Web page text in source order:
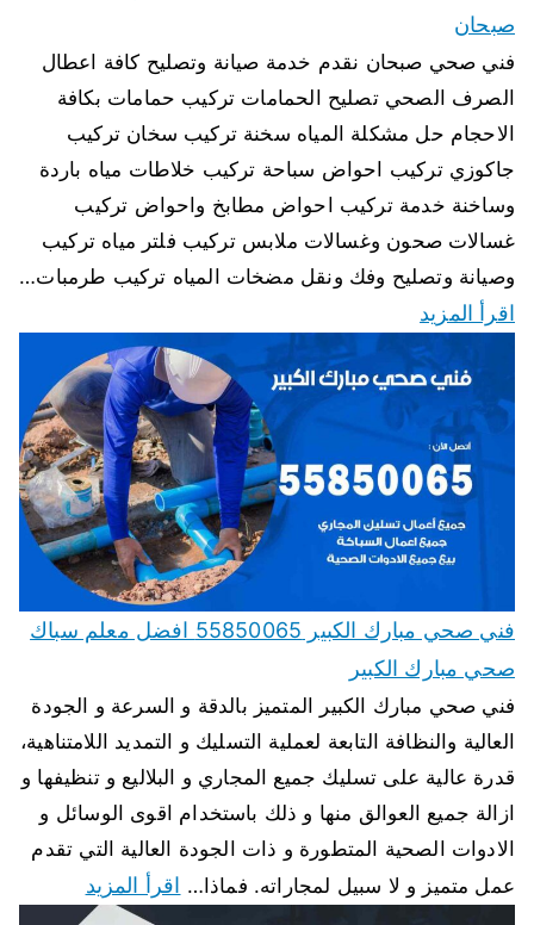
صبحان
فني صحي صبحان نقدم خدمة صيانة وتصليح كافة اعطال
الصرف الصحي تصليح الحمامات تركيب حمامات بكافة
الاحجام حل مشكلة المياه سخنة تركيب سخان تركيب
جاكوزي تركيب احواض سباحة تركيب خلاطات مياه باردة
وساخنة خدمة تركيب احواض مطابخ واحواض تركيب
غسالات صحون وغسالات ملابس تركيب فلتر مياه تركيب
وصيانة وتصليح وفك ونقل مضخات المياه تركيب طرمبات…
اقرأ المزيد
فني صحي مبارك الكبير 55850065 افضل معلم سباك
صحي مبارك الكبير
فني صحي مبارك الكبير المتميز بالدقة و السرعة و الجودة
العالية والنظافة التابعة لعملية التسليك و التمديد اللامتناهية،
قدرة عالية على تسليك جميع المجاري و البلاليع و تنظيفها و
ازالة جميع العوالق منها و ذلك باستخدام اقوى الوسائل و
الادوات الصحية المتطورة و ذات الجودة العالية التي تقدم
عمل متميز و لا سبيل لمجاراته. فماذا… اقرأ المزيد